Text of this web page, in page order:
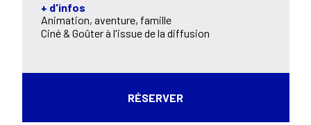
+ d'infos
Animation, aventure, famille
Ciné & Goûter à l'issue de la diffusion
RÉSERVER